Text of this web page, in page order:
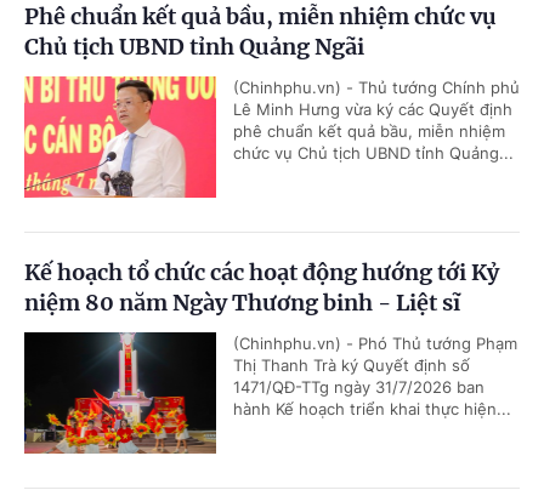
Phê chuẩn kết quả bầu, miễn nhiệm chức vụ
Chủ tịch UBND tỉnh Quảng Ngãi
(Chinhphu.vn) - Thủ tướng Chính phủ
Lê Minh Hưng vừa ký các Quyết định
phê chuẩn kết quả bầu, miễn nhiệm
chức vụ Chủ tịch UBND tỉnh Quảng...
Kế hoạch tổ chức các hoạt động hướng tới Kỷ
niệm 80 năm Ngày Thương binh - Liệt sĩ
(Chinhphu.vn) - Phó Thủ tướng Phạm
Thị Thanh Trà ký Quyết định số
1471/QĐ-TTg ngày 31/7/2026 ban
hành Kế hoạch triển khai thực hiện...